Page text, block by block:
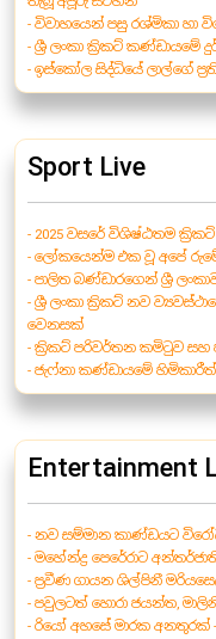
- විවාහයෙන් පසු රශ්මිකා හා
- ශ්‍රී ලංකා ක්‍රිකට් කණ්ඩායමේ
- ඉස්කෝල සිද්ධියේ ලාල්ගේ
Sport Live
- 2025 වසරේ විශිෂ්ඨතම ක්‍රිකට්
- ලෝකයෙන්ම එක වූ අපේ
- පාලිත බණ්ඩාරගෙන් ශ්‍රී
- ශ්‍රී ලංකා ක්‍රිකට් නව
වෙනසක්
- ක්‍රිකට් පරිවර්තන කමිටුව
- ජැෆ්නා කණ්ඩායමේ
Entertainment
- නව සම්මාන කාණ්ඩයට
- මහේන්ද්‍ර පෙරේරාට
- ප්‍රවීණ ගායන ශිල්පිනී
- පවුලටත් හොරා ජයන්ත,
- රියෝ අහසේ මාරක අනතුරක්